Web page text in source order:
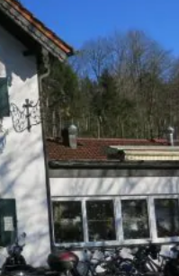
LEICHTE SPRACHE
ERKLÄRUNG ZUR
KONTAKT
Bayern Tourist Gmbh
(BTG)
Prinz-Ludwig-Palais
Türkenstraße 7
80333 München